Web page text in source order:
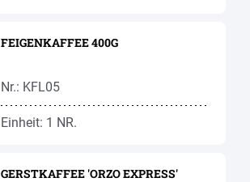
FEIGENKAFFEE 400G
Nr.: KFL05
Einheit: 1 NR.
GERSTKAFFEE 'ORZO EXPRESS'